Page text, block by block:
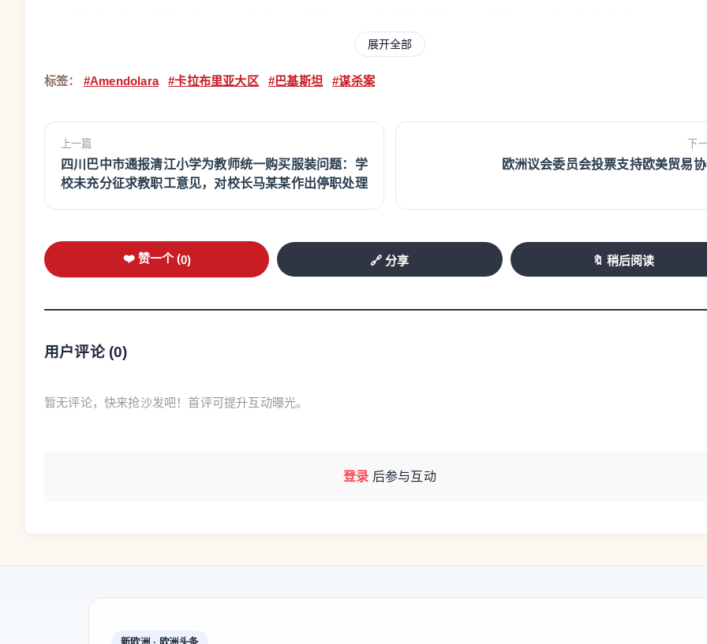
一行五人从梅塔蓬托平原（Piana di Metaponto）的农田收工返回，在途经106号国道边的加油
站时遭到袭击。
活动，先是一人从外侧用力压住车门，另一人随后协助，同时有人从车尾向车内泼洒易燃液
体。车辆瞬间被大火吞没，两名嫌疑人立即逃离现场。
展开全部
标签： #Amendolara #卡拉布里亚大区 #巴基斯坦 #谋杀案
上一篇
四川巴中市通报清江小学为教师统一购买服装问题：学
校未充分征求教职工意见，对校长马某某作出停职处理
下
欧洲议会委员会投票支持欧美贸易
❤️ 赞一个 (0) 🔗 分享 🔖 稍后阅读
用户评论 (0)
暂无评论，快来抢沙发吧！首评可提升互动曝光。
登录 后参与互动